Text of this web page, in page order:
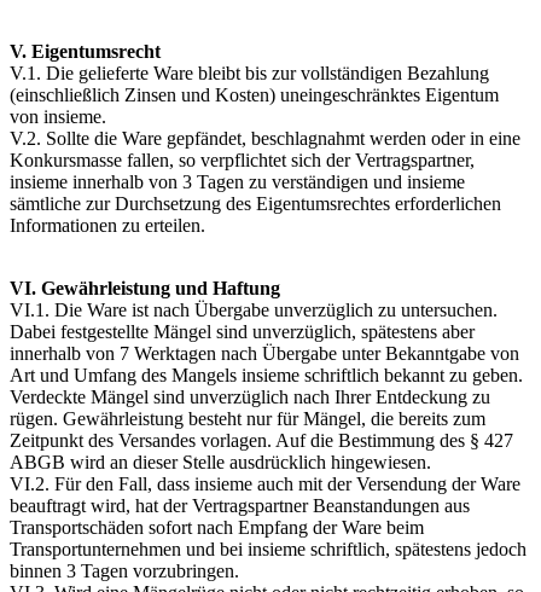
V. Eigentumsrecht
V.1. Die gelieferte Ware bleibt bis zur vollständigen Bezahlung
(einschließlich Zinsen und Kosten) uneingeschränktes Eigentum
von insieme.
V.2. Sollte die Ware gepfändet, beschlagnahmt werden oder in eine
Konkursmasse fallen, so verpflichtet sich der Vertragspartner,
insieme innerhalb von 3 Tagen zu verständigen und insieme
sämtliche zur Durchsetzung des Eigentumsrechtes erforderlichen
Informationen zu erteilen.
VI. Gewährleistung und Haftung
VI.1. Die Ware ist nach Übergabe unverzüglich zu untersuchen.
Dabei festgestellte Mängel sind unverzüglich, spätestens aber
innerhalb von 7 Werktagen nach Übergabe unter Bekanntgabe von
Art und Umfang des Mangels insieme schriftlich bekannt zu geben.
Verdeckte Mängel sind unverzüglich nach Ihrer Entdeckung zu
rügen. Gewährleistung besteht nur für Mängel, die bereits zum
Zeitpunkt des Versandes vorlagen. Auf die Bestimmung des § 427
ABGB wird an dieser Stelle ausdrücklich hingewiesen.
VI.2. Für den Fall, dass insieme auch mit der Versendung der Ware
beauftragt wird, hat der Vertragspartner Beanstandungen aus
Transportschäden sofort nach Empfang der Ware beim
Transportunternehmen und bei insieme schriftlich, spätestens jedoch
binnen 3 Tagen vorzubringen.